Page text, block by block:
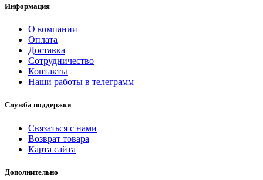
Информация
О компании
Оплата
Доставка
Сотрудничество
Контакты
Наши работы в телеграмм
Служба поддержки
Связаться с нами
Возврат товара
Карта сайта
Дополнительно